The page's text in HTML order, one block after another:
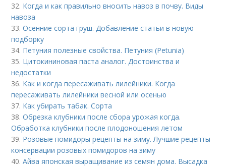
32. Когда и как правильно вносить навоз в почву. Виды
навоза
33.Осенние сорта груш. Добавление статьи в новую
подборку
34. Петуния полезные свойства. Петуния (Petunia)
35. Цитокининовая паста аналог. Достоинства и
недостатки
36. Как и когда пересаживать лилейники. Когда
пересаживать лилейники весной или осенью
37. Как убирать табак. Сорта
38.Обрезка клубники после сбора урожая когда.
Обработка клубники после плодоношения летом
39. Розовые помидоры рецепты на зиму. Лучшие рецепты
консервации розовых помидоров на зиму
40.Айва японская выращивание из семян дома. Высадка